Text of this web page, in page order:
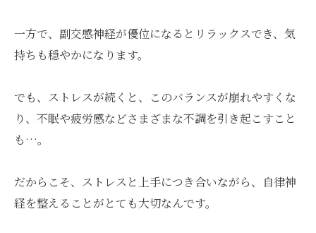
一方で、副交感神経が優位になるとリラックスでき、気
持ちも穏やかになります。
でも、ストレスが続くと、このバランスが崩れやすくな
り、不眠や疲労感などさまざまな不調を引き起こすこと
も…。
だからこそ、ストレスと上手につき合いながら、自律神
経を整えることがとても大切なんです。